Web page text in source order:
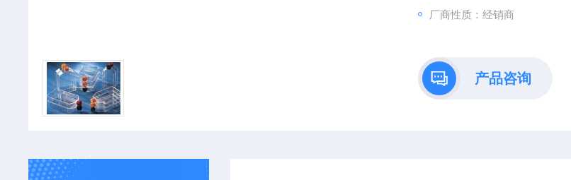
厂商性质：经销商
产品咨询